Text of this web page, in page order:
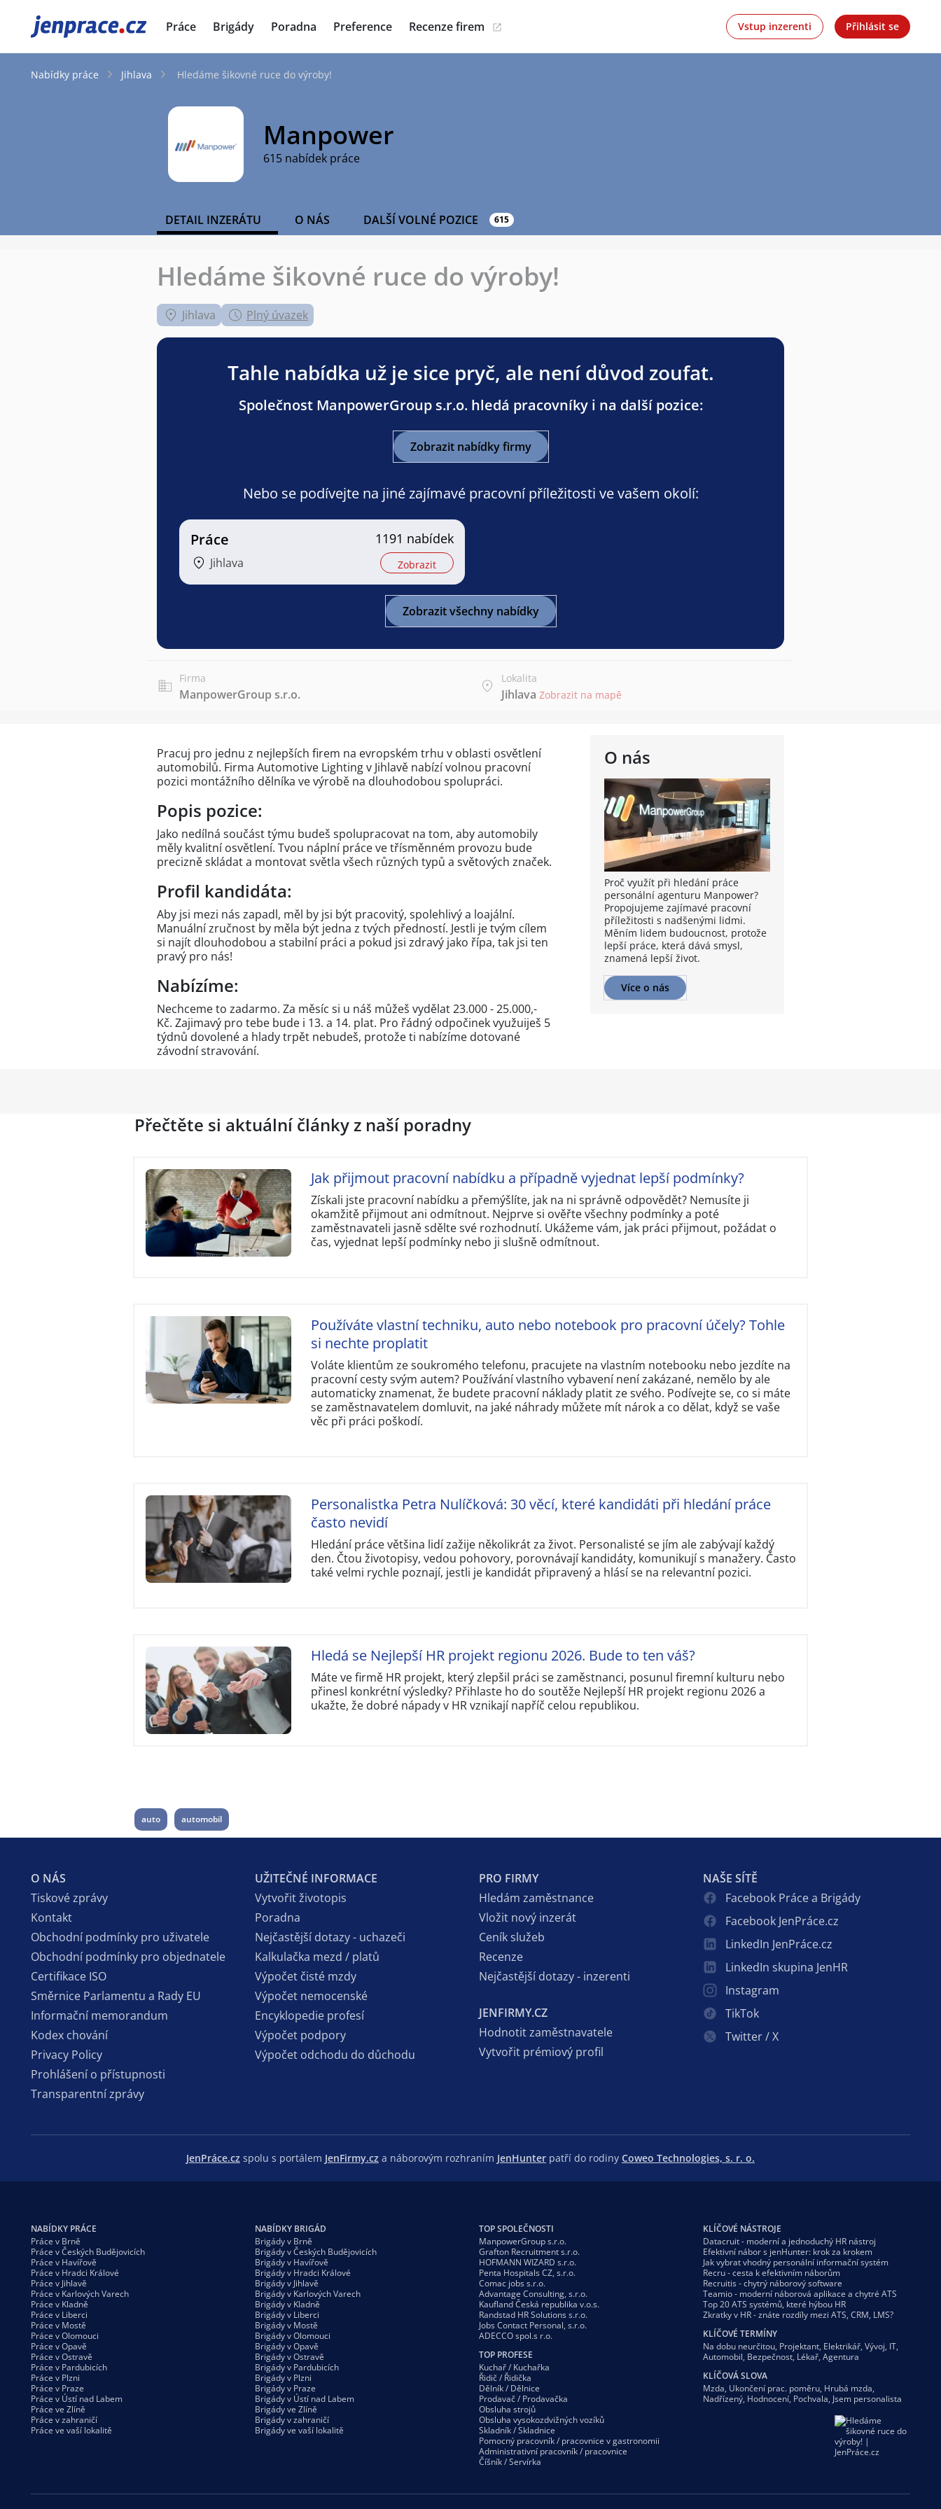
JenPráce.cz Práce Brigády Poradna Preference Recenze firem Vstup inzerenti Přihlásit se
Nabídky práce Jihlava Hledáme šikovné ruce do výroby!
Manpower
615 nabídek práce
DETAIL INZERÁTU O NÁS DALŠÍ VOLNÉ POZICE 615
Hledáme šikovné ruce do výroby!
Jihlava Plný úvazek
Tahle nabídka už je sice pryč, ale není důvod zoufat.
Společnost ManpowerGroup s.r.o. hledá pracovníky i na další pozice:
Zobrazit nabídky firmy
Nebo se podívejte na jiné zajímavé pracovní příležitosti ve vašem okolí:
Práce
Jihlava
1191 nabídek
Zobrazit
Zobrazit všechny nabídky
Firma
ManpowerGroup s.r.o.
Lokalita
Jihlava Zobrazit na mapě
O nás
Proč využít při hledání práce
personální agenturu Manpower?
Propojujeme zajímavé pracovní
příležitosti s nadšenými lidmi.
Měním lidem budoucnost, protože
lepší práce, která dává smysl,
znamená lepší život.
Více o nás
Pracuj pro jednu z nejlepších firem na evropském trhu v oblasti osvětlení
automobilů. Firma Automotive Lighting v Jihlavě nabízí volnou pracovní
pozici montážního dělníka ve výrobě na dlouhodobou spolupráci.
Popis pozice:
Jako nedílná součást týmu budeš spolupracovat na tom, aby automobily
měly kvalitní osvětlení. Tvou náplní práce ve třísměnném provozu bude
precizně skládat a montovat světla všech různých typů a světových značek.
Profil kandidáta:
Aby jsi mezi nás zapadl, měl by jsi být pracovitý, spolehlivý a loajální.
Manuální zručnost by měla být jedna z tvých předností. Jestli je tvým cílem
si najít dlouhodobou a stabilní práci a pokud jsi zdravý jako řípa, tak jsi ten
pravý pro nás!
Nabízíme:
Nechceme to zadarmo. Za měsíc si u náš můžeš vydělat 23.000 - 25.000,-
Kč. Zajimavý pro tebe bude i 13. a 14. plat. Pro řádný odpočinek využuiješ 5
týdnů dovolené a hlady trpět nebudeš, protože ti nabízíme dotované
závodní stravování.
Přečtěte si aktuální články z naší poradny
Jak přijmout pracovní nabídku a případně vyjednat lepší podmínky?
Získali jste pracovní nabídku a přemýšlíte, jak na ni správně odpovědět? Nemusíte ji
okamžitě přijmout ani odmítnout. Nejprve si ověřte všechny podmínky a poté
zaměstnavateli jasně sdělte své rozhodnutí. Ukážeme vám, jak práci přijmout, požádat o
čas, vyjednat lepší podmínky nebo ji slušně odmítnout.
Používáte vlastní techniku, auto nebo notebook pro pracovní účely? Tohle
si nechte proplatit
Voláte klientům ze soukromého telefonu, pracujete na vlastním notebooku nebo jezdíte na
pracovní cesty svým autem? Používání vlastního vybavení není zakázané, nemělo by ale
automaticky znamenat, že budete pracovní náklady platit ze svého. Podívejte se, co si máte
se zaměstnavatelem domluvit, na jaké náhrady můžete mít nárok a co dělat, když se vaše
věc při práci poškodí.
Personalistka Petra Nulíčková: 30 věcí, které kandidáti při hledání práce
často nevidí
Hledání práce většina lidí zažije několikrát za život. Personalisté se jím ale zabývají každý
den. Čtou životopisy, vedou pohovory, porovnávají kandidáty, komunikují s manažery. Často
také velmi rychle poznají, jestli je kandidát připravený a hlásí se na relevantní pozici.
Hledá se Nejlepší HR projekt regionu 2026. Bude to ten váš?
Máte ve firmě HR projekt, který zlepšil práci se zaměstnanci, posunul firemní kulturu nebo
přinesl konkrétní výsledky? Přihlaste ho do soutěže Nejlepší HR projekt regionu 2026 a
ukažte, že dobré nápady v HR vznikají napříč celou republikou.
auto automobil
O NÁS
Tiskové zprávy
Kontakt
Obchodní podmínky pro uživatele
Obchodní podmínky pro objednatele
Certifikace ISO
Směrnice Parlamentu a Rady EU
Informační memorandum
Kodex chování
Privacy Policy
Prohlášení o přístupnosti
Transparentní zprávy
UŽITEČNÉ INFORMACE
Vytvořit životopis
Poradna
Nejčastější dotazy - uchazeči
Kalkulačka mezd / platů
Výpočet čisté mzdy
Výpočet nemocenské
Encyklopedie profesí
Výpočet podpory
Výpočet odchodu do důchodu
PRO FIRMY
Hledám zaměstnance
Vložit nový inzerát
Ceník služeb
Recenze
Nejčastější dotazy - inzerenti
JENFIRMY.CZ
Hodnotit zaměstnavatele
Vytvořit prémiový profil
NAŠE SÍTĚ
Facebook Práce a Brigády
Facebook JenPráce.cz
LinkedIn JenPráce.cz
LinkedIn skupina JenHR
Instagram
TikTok
Twitter / X
JenPráce.cz spolu s portálem JenFirmy.cz a náborovým rozhraním JenHunter patří do rodiny Coweo Technologies, s. r. o.
NABÍDKY PRÁCE
Práce v Brně
Práce v Českých Budějovicích
Práce v Havířově
Práce v Hradci Králové
Práce v Jihlavě
Práce v Karlových Varech
Práce v Kladně
Práce v Liberci
Práce v Mostě
Práce v Olomouci
Práce v Opavě
Práce v Ostravě
Práce v Pardubicích
Práce v Plzni
Práce v Praze
Práce v Ústí nad Labem
Práce ve Zlíně
Práce v zahraničí
Práce ve vaší lokalitě
NABÍDKY BRIGÁD
Brigády v Brně
Brigády v Českých Budějovicích
Brigády v Havířově
Brigády v Hradci Králové
Brigády v Jihlavě
Brigády v Karlových Varech
Brigády v Kladně
Brigády v Liberci
Brigády v Mostě
Brigády v Olomouci
Brigády v Opavě
Brigády v Ostravě
Brigády v Pardubicích
Brigády v Plzni
Brigády v Praze
Brigády v Ústí nad Labem
Brigády ve Zlíně
Brigády v zahraničí
Brigády ve vaší lokalitě
TOP SPOLEČNOSTI
ManpowerGroup s.r.o.
Grafton Recruitment s.r.o.
HOFMANN WIZARD s.r.o.
Penta Hospitals CZ, s.r.o.
Comac jobs s.r.o.
Advantage Consulting, s.r.o.
Kaufland Česká republika v.o.s.
Randstad HR Solutions s.r.o.
Jobs Contact Personal, s.r.o.
ADECCO spol.s r.o.
TOP PROFESE
Kuchař / Kuchařka
Řidič / Řidička
Dělník / Dělnice
Prodavač / Prodavačka
Obsluha strojů
Obsluha vysokozdvižných vozíků
Skladník / Skladnice
Pomocný pracovník / pracovnice v gastronomii
Administrativní pracovník / pracovnice
Číšník / Servírka
KLÍČOVÉ NÁSTROJE
Datacruit - moderní a jednoduchý HR nástroj
Efektivní nábor s jenHunter: krok za krokem
Jak vybrat vhodný personální informační systém
Recru - cesta k efektivním náborům
Recruitis - chytrý náborový software
Teamio - moderní náborová aplikace a chytré ATS
Top 20 ATS systémů, které hýbou HR
Zkratky v HR - znáte rozdíly mezi ATS, CRM, LMS?
KLÍČOVÉ TERMÍNY
Na dobu neurčitou, Projektant, Elektrikář, Vývoj, IT,
Automobil, Bezpečnost, Lékař, Agentura
KLÍČOVÁ SLOVA
Mzda, Ukončení prac. poměru, Hrubá mzda,
Nadřízený, Hodnocení, Pochvala, Jsem personalista